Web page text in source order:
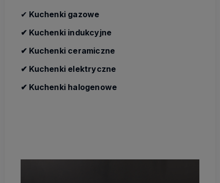
✔ Kuchenki gazowe
✔ Kuchenki indukcyjne
✔ Kuchenki ceramiczne
✔ Kuchenki elektryczne
✔ Kuchenki halogenowe